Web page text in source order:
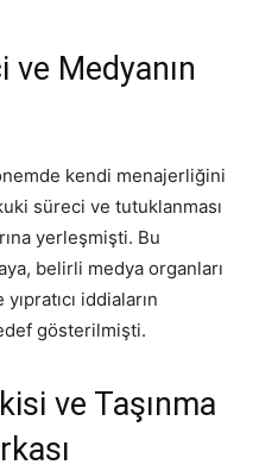
ve Medyanın
kendi menajerliğini
süreci ve tutuklanması
yerleşmişti. Bu
belirli medya organları
iddiaların
gösterilmişti.
ve Taşınma